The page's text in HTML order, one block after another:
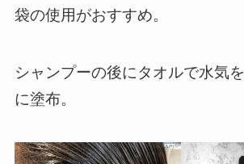
袋の使用がおすすめ。
シャンプーの後にタオルで水気
に塗布。